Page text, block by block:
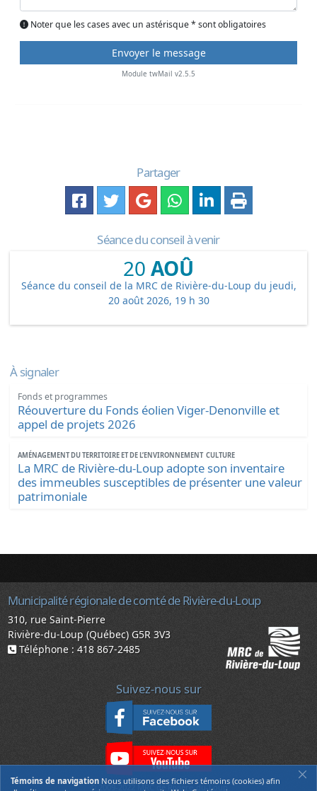
Noter que les cases avec un astérisque * sont obligatoires
Module twMail v2.5.5
Partager
Séance du conseil à venir
20 AOÛ
Séance du conseil de la MRC de Rivière-du-Loup du jeudi,
20 août 2026, 19 h 30
À signaler
Fonds et programmes
Réouverture du Fonds éolien Viger-Denonville et
appel de projets 2026
AMÉNAGEMENT DU TERRITOIRE ET DE L’ENVIRONNEMENT CULTURE
La MRC de Rivière-du-Loup adopte son inventaire
des immeubles susceptibles de présenter une valeur
patrimoniale
Municipalité régionale de comté de Rivière-du-Loup
310, rue Saint-Pierre
Rivière-du-Loup (Québec) G5R 3V3
Téléphone : 418 867-2485
Suivez-nous sur
© 2009-2022 MRC de Rivière-du-Loup
Témoins de navigation Nous utilisons des fichiers témoins (cookies) afin